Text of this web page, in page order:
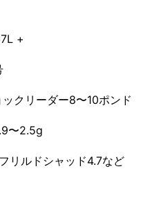
+
クリーダー8〜10ポンド
〜2.5g
リルドシャッド4.7など